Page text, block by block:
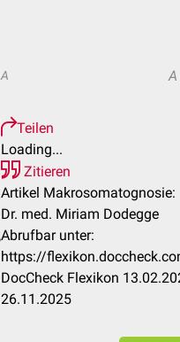
A A
Teilen
Loading...
Zitieren
Artikel Makrosomatognosie:
Dr. med. Miriam Dodegge
Abrufbar unter:
https://
DocCheck Flexikon
26.11.2025